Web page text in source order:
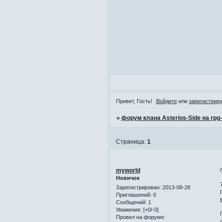
Привет, Гость! Войдите или
» форум клана Asterios-Side на
Страница: 1
myworld
Новичок
Зарегистрирован: 2013-08-28
Приглашений: 0
Сообщений: 1
Уважение: [+0/-0]
Провел на форуме: